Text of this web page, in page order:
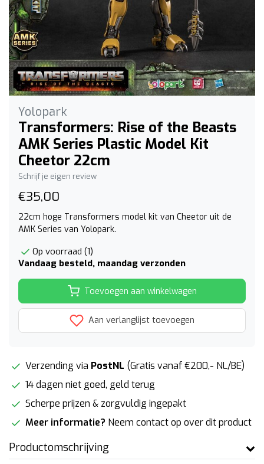
Yolopark
Transformers: Rise of the Beasts
AMK Series Plastic Model Kit
Cheetor 22cm
Schrijf je eigen review
€35,00
22cm hoge Transformers model kit van Cheetor uit de
AMK Series van Yolopark.
Op voorraad (1)
Vandaag besteld, maandag verzonden
Toevoegen aan winkelwagen
Aan verlanglijst toevoegen
Verzending via PostNL (Gratis vanaf €200,- NL/BE)
14 dagen niet goed, geld terug
Scherpe prijzen & zorgvuldig ingepakt
Meer informatie? Neem contact op over dit product
Productomschrijving